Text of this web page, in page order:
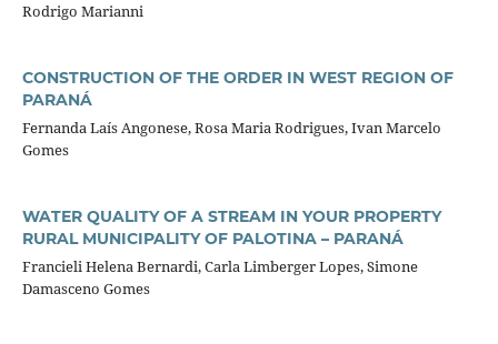
Rodrigo Marianni
CONSTRUCTION OF THE ORDER IN WEST REGION OF
PARANÁ
Fernanda Laís Angonese, Rosa Maria Rodrigues, Ivan Marcelo
Gomes
WATER QUALITY OF A STREAM IN YOUR PROPERTY
RURAL MUNICIPALITY OF PALOTINA – PARANÁ
Francieli Helena Bernardi, Carla Limberger Lopes, Simone
Damasceno Gomes